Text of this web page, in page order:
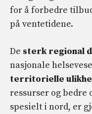
for å forbedre
på ventetidene.
De sterk regional
nasjonale
territorielle
ressurser og bedre
spesielt i nord, er